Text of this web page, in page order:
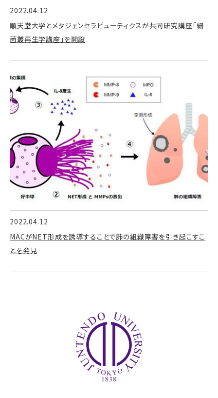
2022.04.12
順天堂大学とメタジェンセラピューティクスが共同研究講座「細
菌叢再生学講座」を開設
2022.04.12
MACがNET形成を誘導することで肺の組織障害を引き起こすこ
とを発見